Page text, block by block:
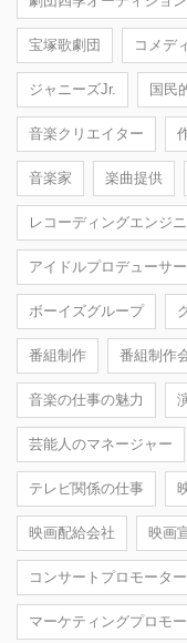
宝塚歌劇団 コメディ
ジャニーズJr. 国民
音楽クリエイター
音楽家 楽曲提供
レコーディングエンジ
アイドルプロデューサー
ボーイズグループ
番組制作 番組制作
音楽の仕事の魅力
芸能人のマネージャー
テレビ関係の仕事
映画配給会社 映画
コンサートプロモーター
マーケティングプロモ